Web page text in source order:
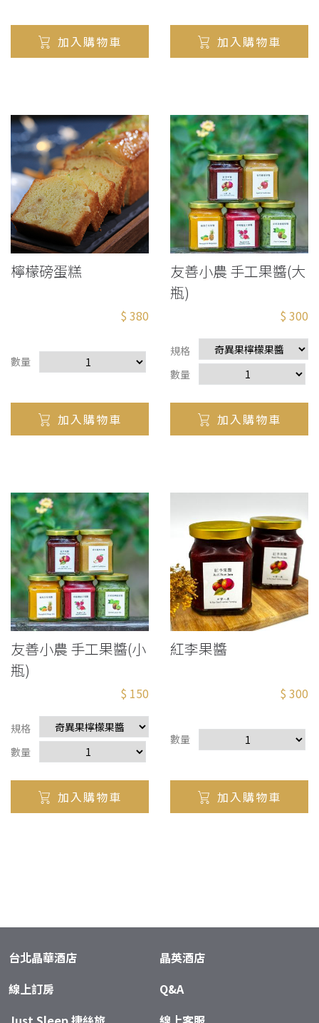
加入購物車 加入購物車
檸檬磅蛋糕
$ 380
數量
加入購物車
友善小農 手工果醬(大
瓶)
$ 300
規格
數量
加入購物車
友善小農 手工果醬(小
瓶)
$ 150
規格
數量
加入購物車
紅李果醬
$ 300
數量
加入購物車
台北晶華酒店
晶英酒店
線上訂房
Q&A